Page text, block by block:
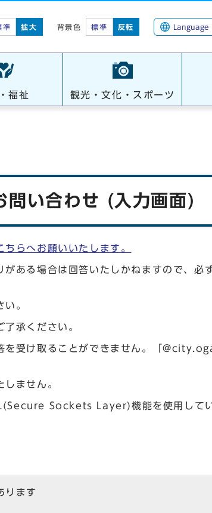
準 拡大 背景色 標準 反転 Language
福祉 観光・文化・スポーツ
問い合わせ (入力画面)
らへお願いいたします。
ある場合は回答いたしかねますので、必
。
承ください。
を受け取ることができません。「
ません。
Sockets Layer)機能を使用して
ります